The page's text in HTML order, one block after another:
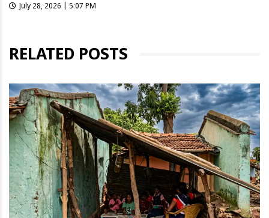
July 28, 2026 | 5:07 PM
RELATED POSTS